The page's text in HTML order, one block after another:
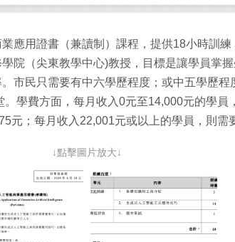
應用證書（兼讀制）課程，提供18小時訓
院（尖東教學中心)教授，目標是讓學員掌
市民只需要有中六學歷程度；或中五學歷程
學費方面，每月收入0元至14,000元的學員
元；每月收入22,001元或以上的學員，則需
↓點擊圖片放大↓